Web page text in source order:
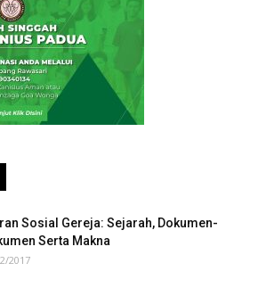
Sosial Gereja: Sejarah, Dokumen-
Serta Makna
2017